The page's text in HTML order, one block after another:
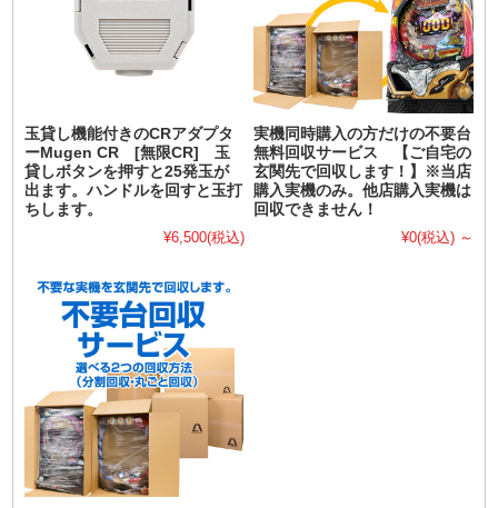
玉貸し機能付きのCRアダプタ
ーMugen CR [無限CR] 玉
貸しボタンを押すと25発玉が
出ます。ハンドルを回すと玉打
ちします。
¥6,500(税込)
実機同時購入の方だけの不要台
無料回収サービス 【ご自宅の
玄関先で回収します！】※当店
購入実機のみ。他店購入実機は
回収できません！
¥0(税込) ～